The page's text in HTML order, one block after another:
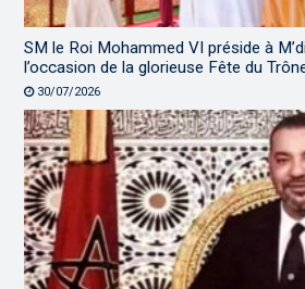
SM le Roi Mohammed VI préside à
l’occasion de la glorieuse Fête du
30/07/2026